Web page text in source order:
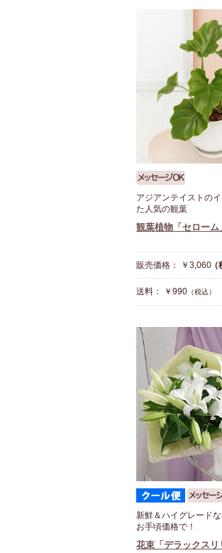
アジアンテイストの
た人気の観葉
観葉植物「セローム
販売価格： ￥3,060（
送料： ￥990 （税込）
新鮮＆ハイグレード
お手頃価格で！
花束「デラックスリ